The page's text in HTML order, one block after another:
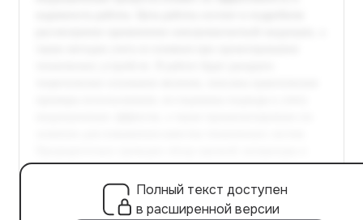
Полный текст доступен
в расширенной версии